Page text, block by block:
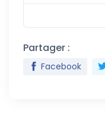
Partager :
Facebook